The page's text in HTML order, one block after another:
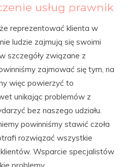
usług prawnik
reprezentować klienta w
ludzie zajmują się swoimi
szczegóły związane z
zajmować się tym, na
więc powierzyć to
unikając problemów z
bez naszego udziału.
powinniśmy stawić czoła
rozwiązać wszystkie
Wsparcie specjalistów